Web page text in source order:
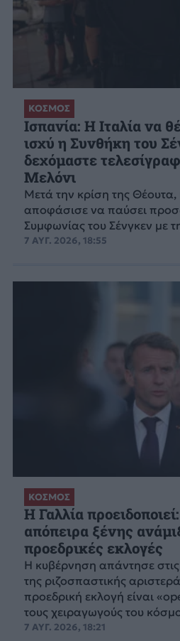
ΚΟΣΜΟΣ
Ισπανία: Η Ιταλία να
ισχύ η Συνθήκη του
δεχόμαστε
Μελόνι
Μετά την κρίση της
αποφάσισε να παύσει
Συμφωνίας του Σένγκεν με
7 ΑΥΓ. 2026, 18:55
ΚΟΣΜΟΣ
Η Γαλλία
απόπειρα ξένης
προεδρικές εκλογές
Η κυβέρνηση απάντησε
της ριζοσπαστικής
προεδρική εκλογή είναι
τους χειραγωγούς του
7 ΑΥΓ. 2026, 18:21